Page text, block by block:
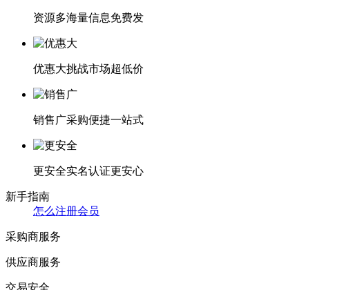
资源多海量信息免费发
优惠大挑战市场超低价
销售广采购便捷一站式
更安全实名认证更安心
新手指南
怎么注册会员
采购商服务
供应商服务